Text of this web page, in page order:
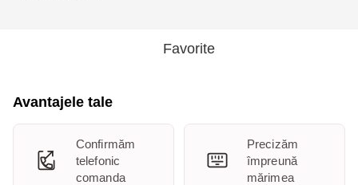
Favorite
Avantajele tale
Confirmăm
telefonic
comanda
Precizăm
împreună
mărimea